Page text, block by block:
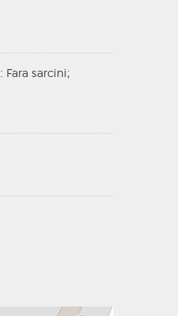
: Fara sarcini;